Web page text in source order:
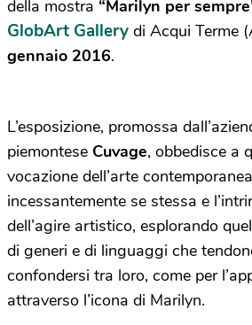
della mostra “Marilyn per
GlobArt Gallery di Acqui Terme
gennaio 2016.
L’esposizione, promossa
piemontese Cuvage, obbedisce a
vocazione dell’arte
incessantemente se stessa e
dell’agire artistico, esplorando
di generi e di linguaggi che
confondersi tra loro, come per
attraverso l’icona di Marilyn.